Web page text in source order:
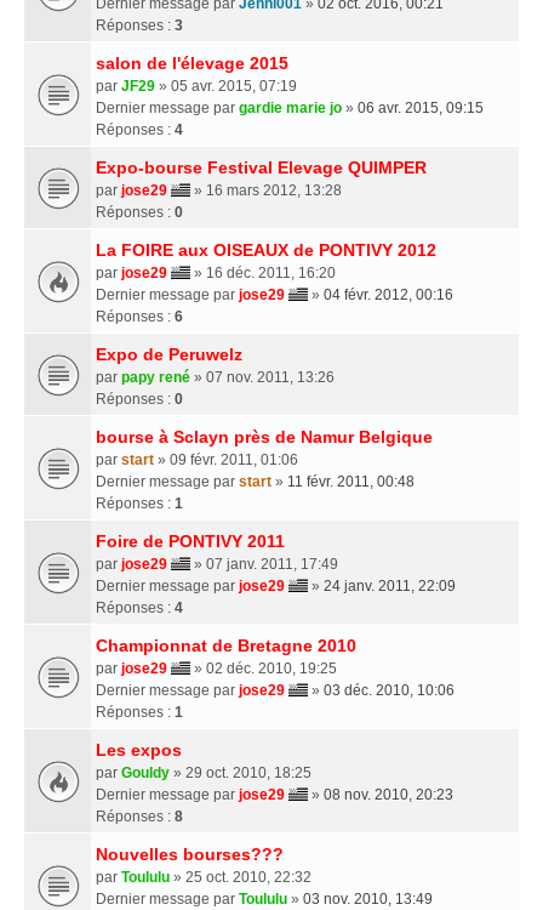
Réponses : 3
salon de l'élevage 2015
par JF29 » 05 avr. 2015, 07:19
Dernier message par gardie marie jo » 06 avr. 2015, 09:15
Réponses : 4
Expo-bourse Festival Elevage QUIMPER
par jose29
» 16 mars 2012, 13:28
Réponses : 0
La FOIRE aux OISEAUX de PONTIVY 2012
par jose29
» 16 déc. 2011, 16:20
Dernier message par jose29 » 04 févr. 2012, 00:16
Réponses : 6
Expo de Peruwelz
par papy rené » 07 nov. 2011, 13:26
Réponses : 0
bourse à Sclayn près de Namur Belgique
par start » 09 févr. 2011, 01:06
Dernier message par start » 11 févr. 2011, 00:48
Réponses : 1
Foire de PONTIVY 2011
par jose29
» 07 janv. 2011, 17:49
Dernier message par jose29 » 24 janv. 2011, 22:09
Réponses : 4
Championnat de Bretagne 2010
par jose29
» 02 déc. 2010, 19:25
Dernier message par jose29 » 03 déc. 2010, 10:06
Réponses : 1
Les expos
par Gouldy » 29 oct. 2010, 18:25
Dernier message par jose29 » 08 nov. 2010, 20:23
Réponses : 8
Nouvelles bourses???
par Toululu » 25 oct. 2010, 22:32
Dernier message par Toululu » 03 nov. 2010, 13:49